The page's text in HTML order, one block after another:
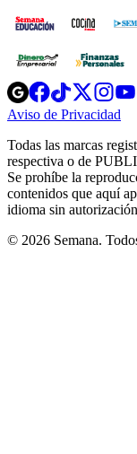
Opens
in
new
Opens
in
new
Opens
in
new
window
new
Aviso de Privacidad
Todas las marcas
respectiva o de
Se prohíbe la
contenidos que aquí
idioma sin
© 2026 Semana.